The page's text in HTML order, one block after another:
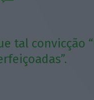
tal convicção